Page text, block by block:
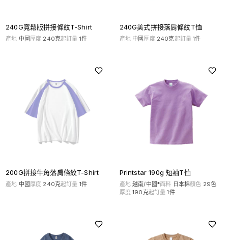
240G寬鬆版拼接條紋T-Shirt
產地 中國 厚度 240克起訂量 1件
240G美式拼接落肩條紋T恤
產地 中國 厚度 240克起訂量 1件
200G拼接牛角落肩條紋T-Shirt
產地 中國 厚度 240克起訂量 1件
Printstar 190g 短袖T恤
產地 越南/中國*面料 日本棉顏色 29色
厚度 190克起訂量 1件